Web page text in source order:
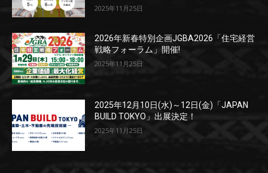
2025年11月25日
2026年新春特別企画JGBA2026「住宅経営
戦略フォーラム」開催!
2025年11月25日
2025年12月10日(水)～12日(金)「JAPAN
BUILD TOKYO」出展決定！
2025年11月25日